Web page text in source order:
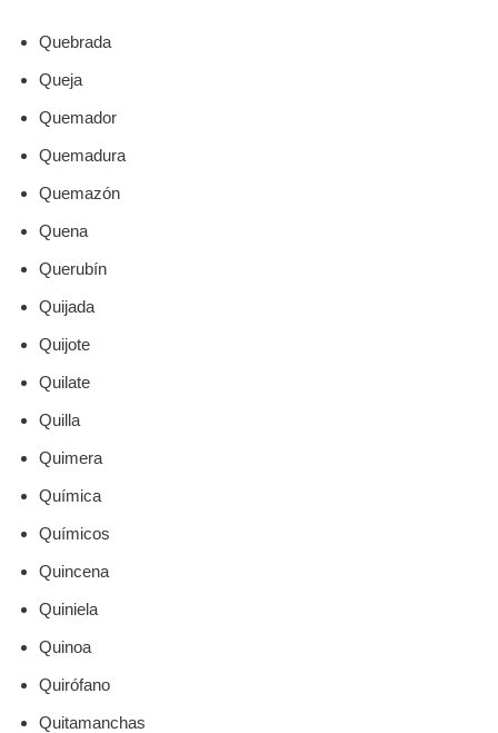
Quebrada
Queja
Quemador
Quemadura
Quemazón
Quena
Querubín
Quijada
Quijote
Quilate
Quilla
Quimera
Química
Químicos
Quincena
Quiniela
Quinoa
Quirófano
Quitamanchas